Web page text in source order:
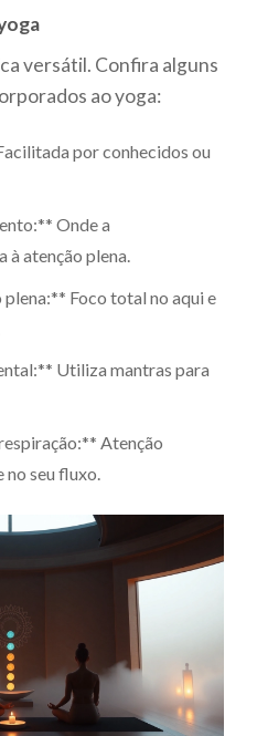
versátil. Confira alguns
ao yoga:
por conhecidos ou
Onde a
à atenção plena.
Foco total no aqui e
Utiliza mantras para
Atenção
seu fluxo.